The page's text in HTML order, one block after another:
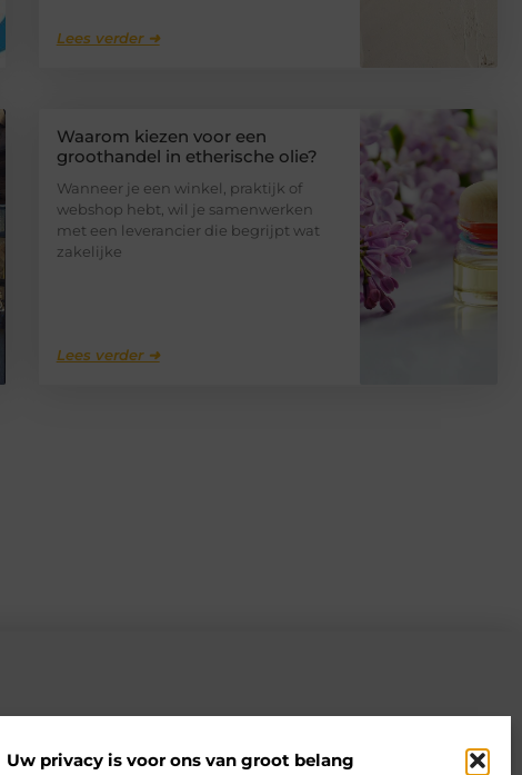
Uw privacy is voor ons van groot belang
Lees verder ➜
Waarom kiezen voor een
groothandel in etherische olie?
Wanneer je een winkel, praktijk of
webshop hebt, wil je samenwerken
met een leverancier die begrijpt wat
zakelijke
Lees verder ➜